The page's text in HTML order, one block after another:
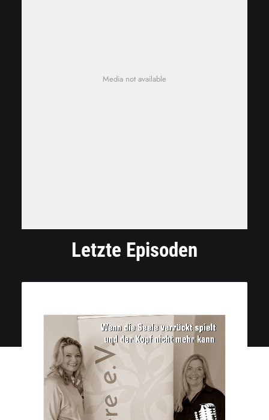
Media not available
Letzte Episoden